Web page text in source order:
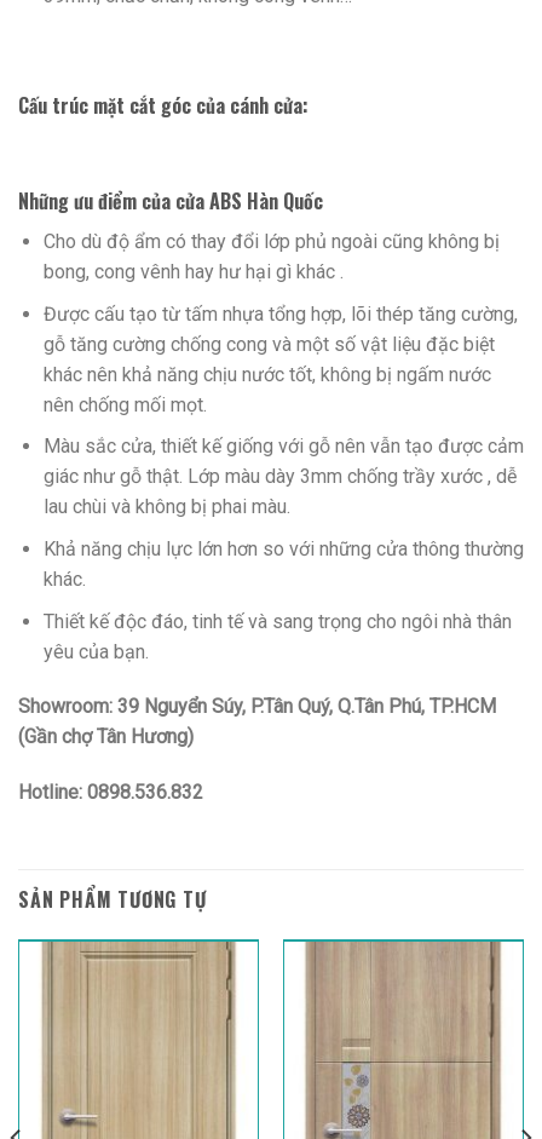
Cấu trúc mặt cắt góc của cánh cửa:
Những ưu điểm của cửa ABS Hàn Quốc
Cho dù độ ẩm có thay đổi lớp phủ ngoài cũng không bị
bong, cong vênh hay hư hại gì khác .
Được cấu tạo từ tấm nhựa tổng hợp, lõi thép tăng cường,
gỗ tăng cường chống cong và một số vật liệu đặc biệt
khác nên khả năng chịu nước tốt, không bị ngấm nước
nên chống mối mọt.
Màu sắc cửa, thiết kế giống với gỗ nên vẫn tạo được cảm
giác như gỗ thật. Lớp màu dày 3mm chống trầy xước , dễ
lau chùi và không bị phai màu.
Khả năng chịu lực lớn hơn so với những cửa thông thường
khác.
Thiết kế độc đáo, tinh tế và sang trọng cho ngôi nhà thân
yêu của bạn.
Showroom: 39 Nguyển Súy, P.Tân Quý, Q.Tân Phú, TP.HCM
(Gần chợ Tân Hương)
Hotline: 0898.536.832
SẢN PHẨM TƯƠNG TỰ